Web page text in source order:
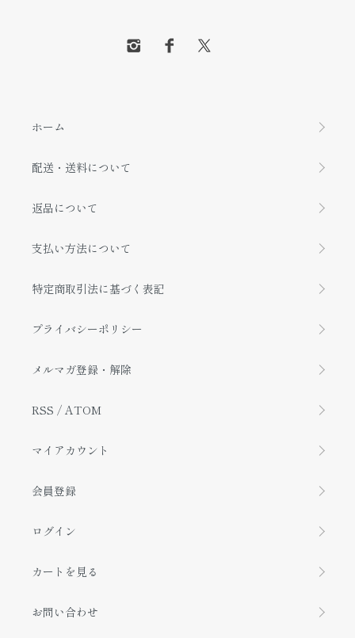
ホーム
配送・送料について
返品について
支払い方法について
特定商取引法に基づく表記
プライバシーポリシー
メルマガ登録・解除
RSS / ATOM
マイアカウント
会員登録
ログイン
カートを見る
お問い合わせ